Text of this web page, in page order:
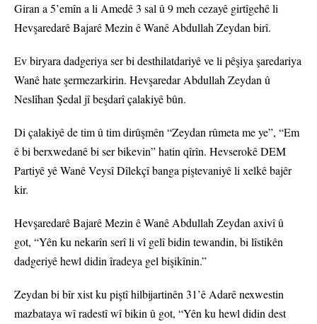
Giran a 5’emîn a li Amedê 3 sal û 9 meh cezayê girtîgehê li
Hevşaredarê Bajarê Mezin ê Wanê Abdullah Zeydan birî.
Ev biryara dadgeriya ser bi desthilatdariyê ve li pêşiya şaredariya
Wanê hate şermezarkirin. Hevşaredar Abdullah Zeydan û
Neslîhan Şedal jî beşdarî çalakiyê bûn.
Di çalakiyê de tim û tim dirûşmên “Zeydan rûmeta me ye”, “Em
ê bi berxwedanê bi ser bikevin” hatin qîrîn. Hevserokê DEM
Partiyê yê Wanê Veysî Dîlekçî banga piştevaniyê li xelkê bajêr
kir.
Hevşaredarê Bajarê Mezin ê Wanê Abdullah Zeydan axivî û
got, “Yên ku nekarîn serî li vî gelî bidin tewandin, bi lîstikên
dadgeriyê hewl didin îradeya gel bişikînin.”
Zeydan bi bîr xist ku piştî hilbijartinên 31’ê Adarê nexwestin
mazbataya wî radestî wî bikin û got, “Yên ku hewl didin dest